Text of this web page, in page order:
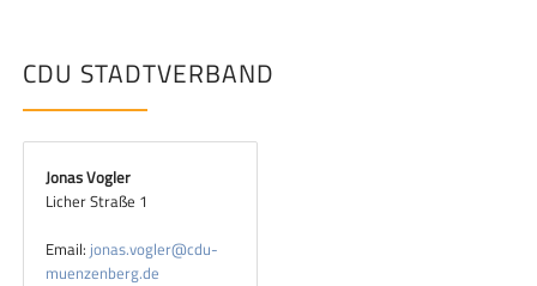
CDU STADTVERBAND
Jonas Vogler
Licher Straße 1
Email: jonas.vogler@cdu-
muenzenberg.de